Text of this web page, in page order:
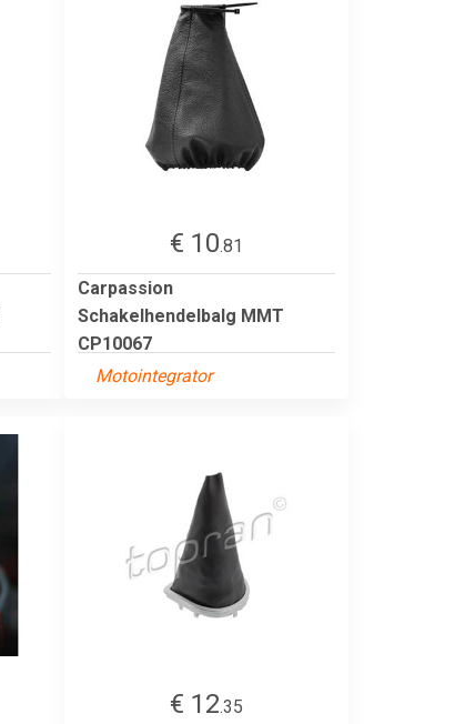
€ 10.81
Carpassion
Schakelhendelbalg MMT
CP10067
Motointegrator
€ 12.35